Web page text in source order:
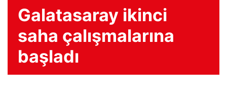
Galatasaray ikinci
saha çalışmalarına
başladı